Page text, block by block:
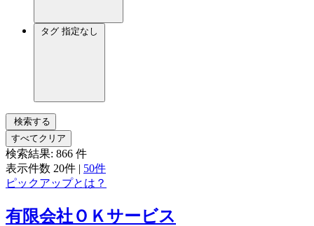
タグ 指定なし
検索する
すべてクリア
検索結果: 866 件
表示件数 20件 | 50件
ピックアップとは？
有限会社ＯＫサービス